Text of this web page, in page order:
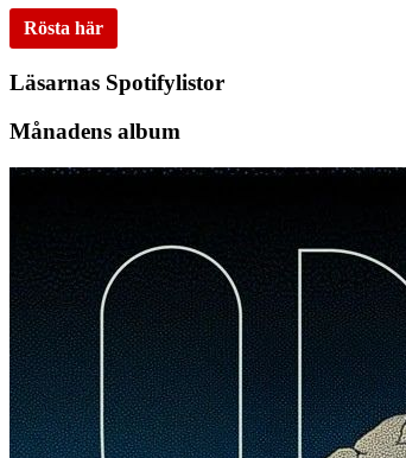
Rösta här
Läsarnas Spotifylistor
Månadens album